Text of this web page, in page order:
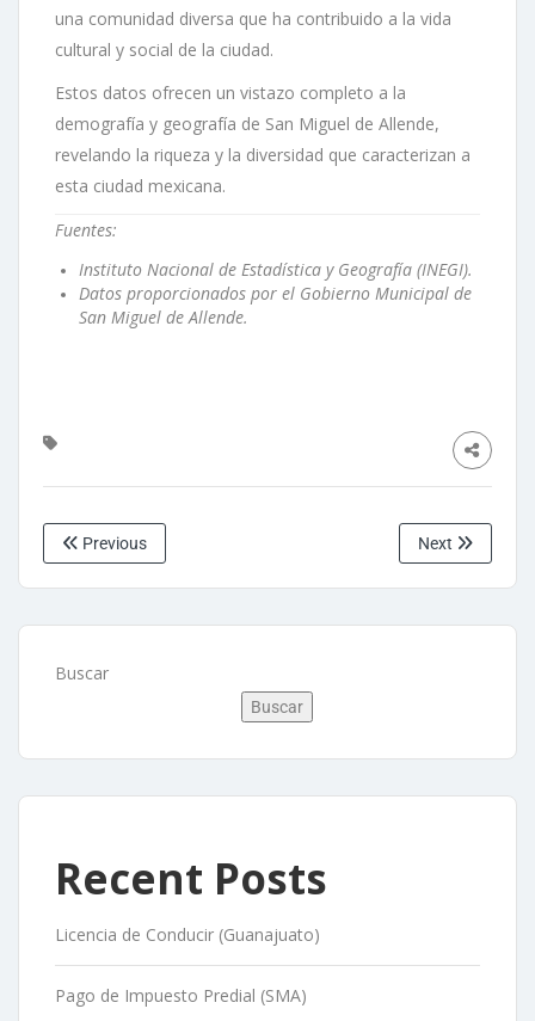
una comunidad diversa que ha contribuido a la vida
cultural y social de la ciudad.
Estos datos ofrecen un vistazo completo a la
demografía y geografía de San Miguel de Allende,
revelando la riqueza y la diversidad que caracterizan a
esta ciudad mexicana.
Fuentes:
Instituto Nacional de Estadística y Geografía (INEGI).
Datos proporcionados por el Gobierno Municipal de
San Miguel de Allende.
Previous Next
Buscar
Buscar
Recent Posts
Licencia de Conducir (Guanajuato)
Pago de Impuesto Predial (SMA)